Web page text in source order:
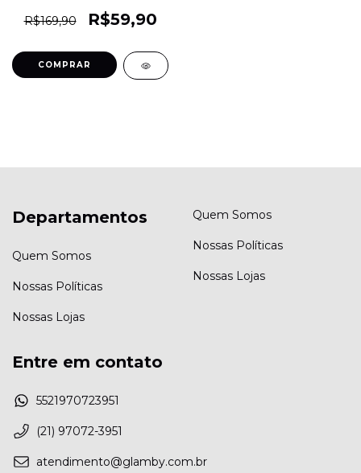
R$169,90 R$59,90
COMPRAR
Departamentos
Quem Somos
Nossas Políticas
Nossas Lojas
Quem Somos
Nossas Políticas
Nossas Lojas
Entre em contato
5521970723951
(21) 97072-3951
atendimento@glamby.com.br